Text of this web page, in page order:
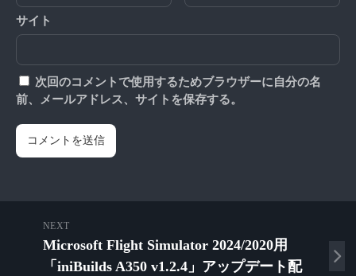
サイト
次回のコメントで使用するためブラウザーに自分の名
前、メールアドレス、サイトを保存する。
NEXT
Microsoft Flight Simulator 2024/2020用
「iniBuilds A350 v1.2.4」アップデート配